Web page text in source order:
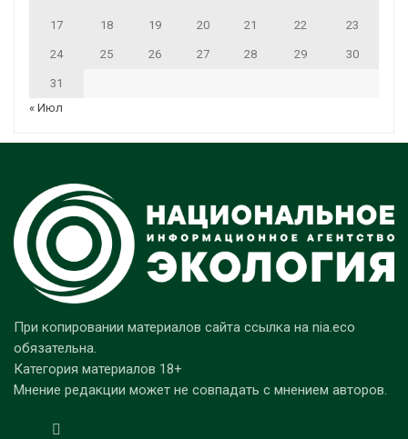
17 18 19 20 21 22 23
24 25 26 27 28 29 30
31
« Июл
При копировании материалов сайта ссылка на nia.eco
обязательна.
Категория материалов 18+
Мнение редакции может не совпадать с мнением авторов.